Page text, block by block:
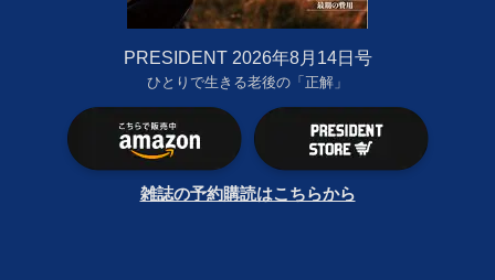
PRESIDENT 2026年8月14日号
ひとりで生きる老後の「正解」
雑誌の予約購読はこちらから